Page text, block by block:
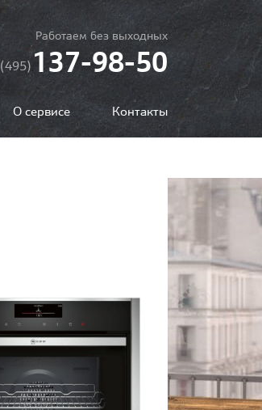
Работаем без выходных
(495)137-98-50
О сервисе Контакты